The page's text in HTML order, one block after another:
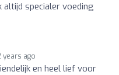
specialer voeding
years ago
en heel lief voor